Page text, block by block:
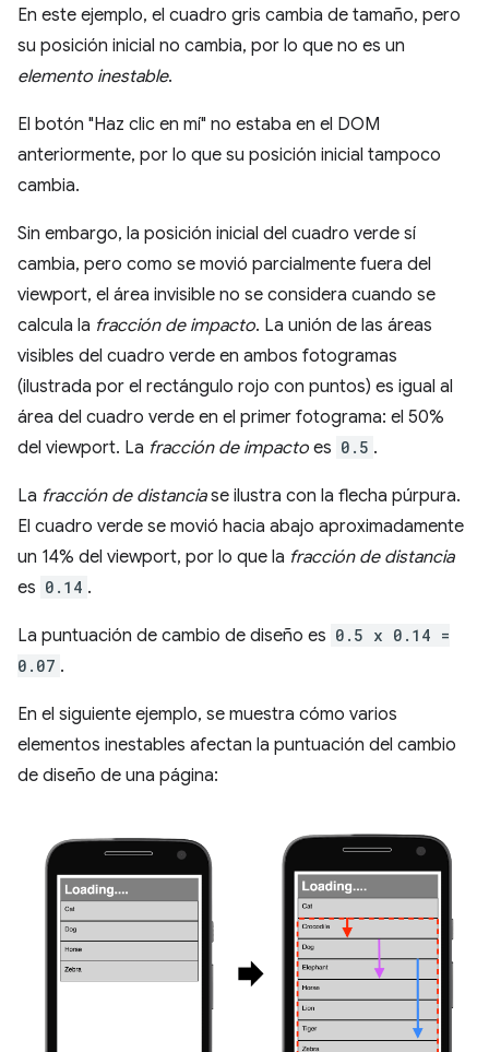
En este ejemplo, el cuadro gris cambia de tamaño, pero
su posición inicial no cambia, por lo que no es un
elemento inestable.
El botón "Haz clic en mí" no estaba en el DOM
anteriormente, por lo que su posición inicial tampoco
cambia.
Sin embargo, la posición inicial del cuadro verde sí
cambia, pero como se movió parcialmente fuera del
viewport, el área invisible no se considera cuando se
calcula la fracción de impacto. La unión de las áreas
visibles del cuadro verde en ambos fotogramas
(ilustrada por el rectángulo rojo con puntos) es igual al
área del cuadro verde en el primer fotograma: el 50%
del viewport. La fracción de impacto es 0.5 .
La fracción de distanciase ilustra con la flecha púrpura.
El cuadro verde se movió hacia abajo aproximadamente
un 14% del viewport, por lo que la fracción de distancia
es 0.14 .
La puntuación de cambio de diseño es 0.5 x 0.14 =
0.07 .
En el siguiente ejemplo, se muestra cómo varios
elementos inestables afectan la puntuación del cambio
de diseño de una página: